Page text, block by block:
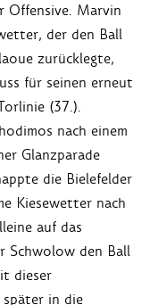
Offensive. Marvin
der den Ball
zurücklegte,
für seinen erneut
(37.).
nach einem
Glanzparade
die Bielefelder
Kiesewetter nach
auf das
Schwolow den Ball
dieser
in die